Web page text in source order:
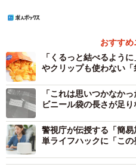
おすすめ
「くるっと結べるよう
やクリップも使わない
「これは思いつかなか
ビニール袋の長さが足
警視庁が伝授する「簡
単ライフハックに「こ